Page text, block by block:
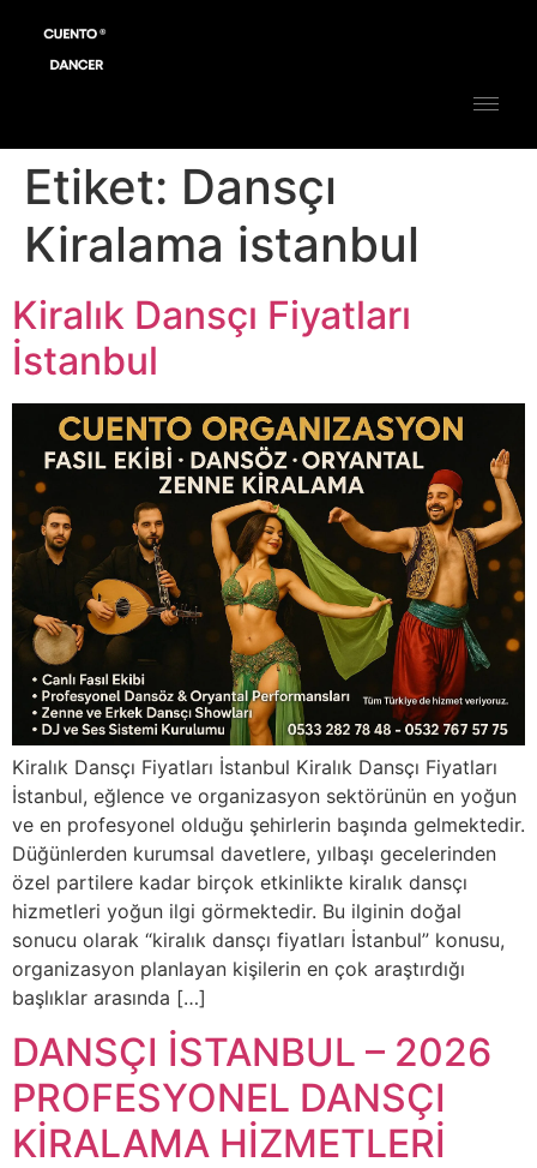
Etiket: Dansçı
Kiralama istanbul
Kiralık Dansçı Fiyatları
İstanbul
Kiralık Dansçı Fiyatları İstanbul Kiralık Dansçı Fiyatları
İstanbul, eğlence ve organizasyon sektörünün en yoğun
ve en profesyonel olduğu şehirlerin başında gelmektedir.
Düğünlerden kurumsal davetlere, yılbaşı gecelerinden
özel partilere kadar birçok etkinlikte kiralık dansçı
hizmetleri yoğun ilgi görmektedir. Bu ilginin doğal
sonucu olarak “kiralık dansçı fiyatları İstanbul” konusu,
organizasyon planlayan kişilerin en çok araştırdığı
başlıklar arasında […]
DANSÇI İSTANBUL – 2026
PROFESYONEL DANSÇI
KİRALAMA HİZMETLERİ